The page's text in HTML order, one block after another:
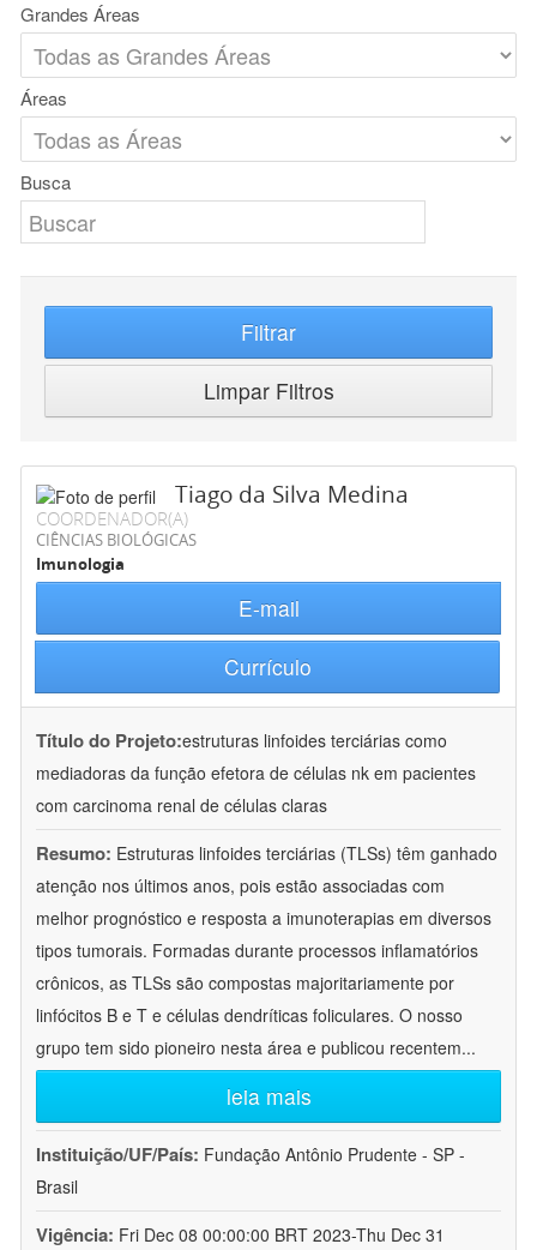
Grandes Áreas
Áreas
Busca
Filtrar
Limpar Filtros
Tiago da Silva Medina
COORDENADOR(A)
CIÊNCIAS BIOLÓGICAS
Imunologia
E-mail
Currículo
Título do Projeto:estruturas linfoides terciárias como
mediadoras da função efetora de células nk em pacientes
com carcinoma renal de células claras
Resumo: Estruturas linfoides terciárias (TLSs) têm ganhado
atenção nos últimos anos, pois estão associadas com
melhor prognóstico e resposta a imunoterapias em diversos
tipos tumorais. Formadas durante processos inflamatórios
crônicos, as TLSs são compostas majoritariamente por
linfócitos B e T e células dendríticas foliculares. O nosso
grupo tem sido pioneiro nesta área e publicou recentem...
leia mais
Instituição/UF/País: Fundação Antônio Prudente - SP -
Brasil
Vigência: Fri Dec 08 00:00:00 BRT 2023-Thu Dec 31